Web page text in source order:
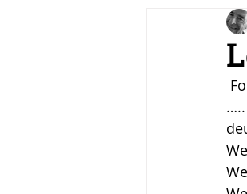
Experten
scheitern